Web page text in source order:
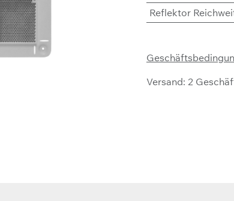
Reflektor
Versand: 2